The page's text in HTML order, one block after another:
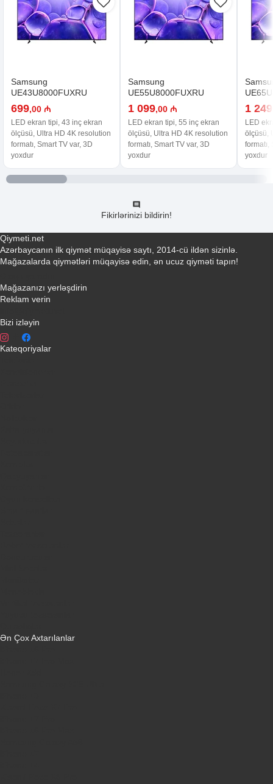
Samsung
UE43U8000FUXRU
699,00 ₼
LED ekran tipi, 43 inç ekran
ölçüsü, Ultra HD 4K resolution
formatı, Smart TV var, 3D
yoxdur
Samsung
UE55U8000FUXRU
1 099,00 ₼
LED ekran tipi, 55 inç ekran
ölçüsü, Ultra HD 4K resolution
formatı, Smart TV var, 3D
yoxdur
1 249
LED
ölçüsü,
formatı,
yoxdur
Fikirlərinizi bildirin!
Qiymeti.net
Azərbaycanın ilk qiymət müqayisə saytı, 2014-cü ildən sizinlə.
Mağazalarda qiymətləri müqayisə edin, ən ucuz qiyməti tapın!
Mağazanızı yerləşdirin
Reklam verin
Bizi izləyin
Kateqoriyalar
Ən Çox Axtarılanlar